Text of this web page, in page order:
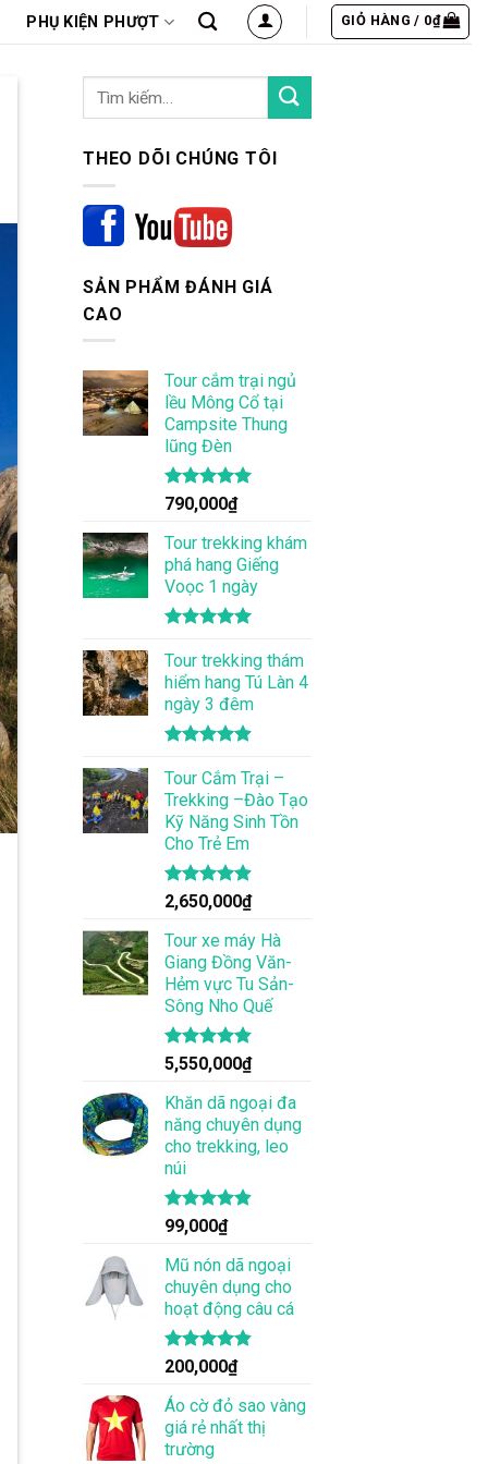
PHỤ KIỆN PHƯỢT GIỎ HÀNG / 0₫
THEO DÕI CHÚNG TÔI
SẢN PHẨM ĐÁNH GIÁ
CAO
Tour cắm trại ngủ
lều Mông Cổ tại
Campsite Thung
lũng Đèn
Được xếp
hạng
5.00
5 sao
790,000₫
Tour trekking khám
phá hang Giếng
Voọc 1 ngày
hạng5.00
5 sao
Tour trekking thám
hiểm hang Tú Làn 4
ngày 3 đêm
hạng4.86
5 sao
Tour Cắm Trại –
Trekking –Đào Tạo
Kỹ Năng Sinh Tồn
Cho Trẻ Em
Được xếp
hạng 4.86
5 sao
2,650,000₫
Tour xe máy Hà
Giang Đồng Văn-
Hẻm vực Tu Sản-
Sông Nho Quế
Được xếp
hạng 4.83
5 sao
5,550,000₫
Khăn dã ngoại đa
năng chuyên dụng
cho trekking, leo
núi
Được xếp
hạng
4.83
5 sao
99,000₫
Mũ nón dã ngoại
chuyên dụng cho
hoạt động câu cá
Được xếp
hạng
4.83
5 sao
200,000₫
Áo cờ đỏ sao vàng
giá rẻ nhất thị
trường